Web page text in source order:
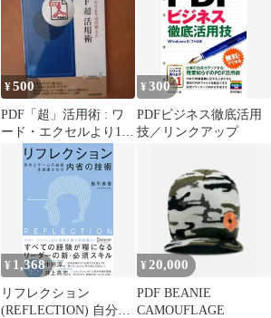
¥500
PDF「超」活用術 : ワ
ード・エクセルより10
倍使える
¥300
PDFビジネス徹底活用
技／リンクアップ
¥ 1,368
リフレクション
(REFLECTION) 自分と
¥ 20,000
PDF BEANIE
CAMOUFLAGE